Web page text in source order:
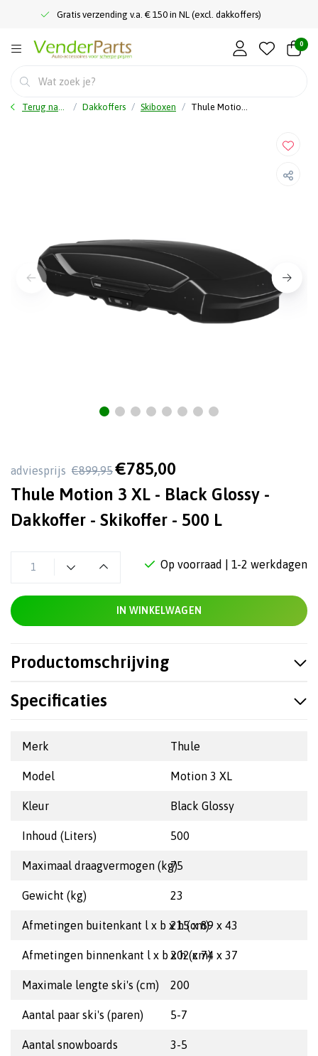
Gratis verzending v.a. € 150 in NL (excl. dakkoffers)
0
Terug naar home Dakkoffers Skiboxen Thule Motion 3 XL - Black Glossy - Dakkoffer - Skikoffer - 500 L
adviesprijs €899,95 €785,00
Thule Motion 3 XL - Black Glossy -
Dakkoffer - Skikoffer - 500 L
Op voorraad | 1-2 werkdagen
IN WINKELWAGEN
Productomschrijving
Specificaties
Merk Thule
Model Motion 3 XL
Kleur Black Glossy
Inhoud (Liters) 500
Maximaal draagvermogen (kg)75
Gewicht (kg) 23
Afmetingen buitenkant l x b x h (cm)
215 x 89 x 43
Afmetingen binnenkant l x b x h (cm)
202 x 74 x 37
Maximale lengte ski's (cm) 200
Aantal paar ski's (paren) 5-7
Aantal snowboards 3-5